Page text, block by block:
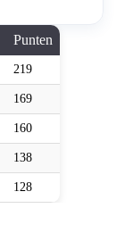
Punten
219
169
160
138
128